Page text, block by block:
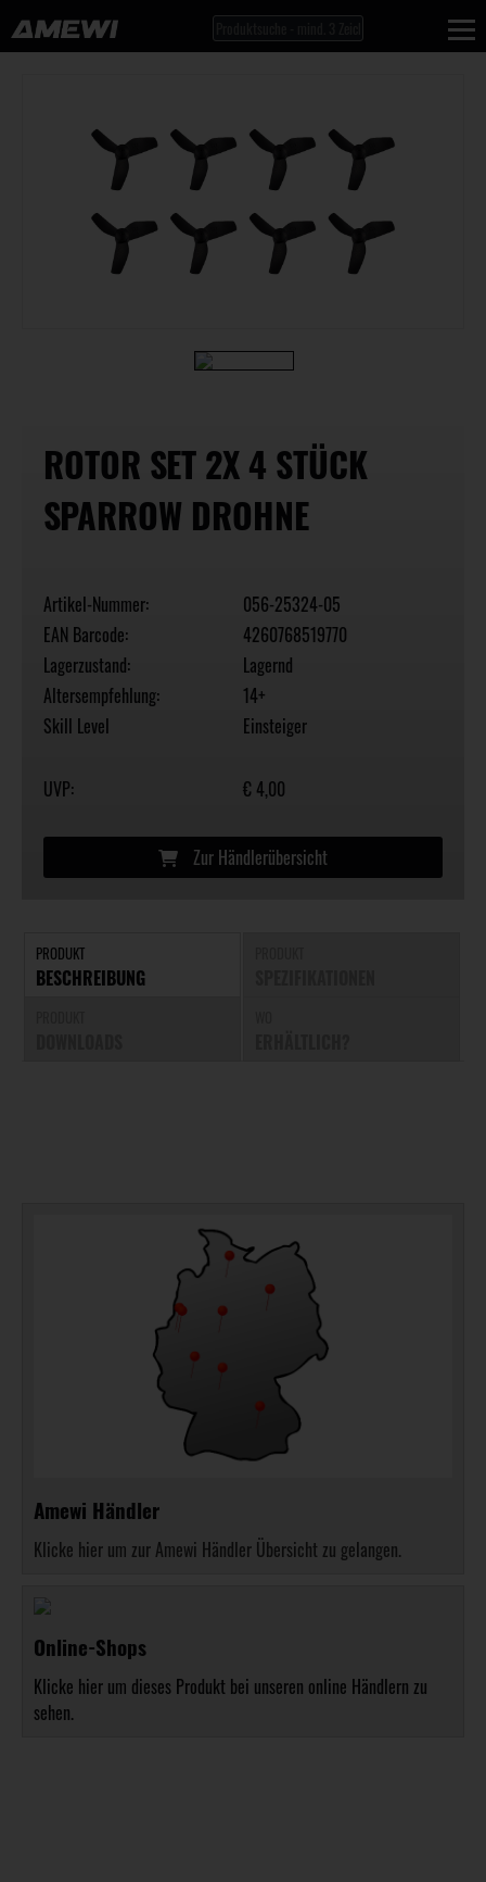
ROTOR SET 2X 4 STÜCK
SPARROW DROHNE
Artikel-Nummer:
056-25324-05
EAN Barcode:
4260768519770
Lagerzustand:
Lagernd
Altersempfehlung:
14+
Skill Level
Einsteiger
UVP: € 4,00
Zur Händlerübersicht
PRODUKT
BESCHREIBUNG
Amewi Händler
Klicke hier um zur Amewi Händler Übersicht zu gelangen.
Online-Shops
Klicke hier um dieses Produkt bei unseren online Händlern zu
sehen.